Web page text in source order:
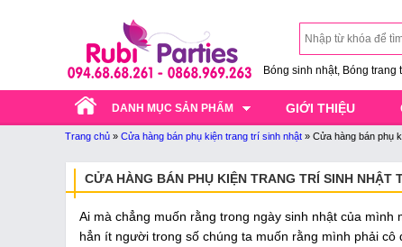
Bóng sinh nhật, Bóng
DANH MỤC SẢN PHẨM GIỚI THIỆU
Trang chủ » Cửa hàng bán phụ kiện trang trí sinh nhật » Cửa hàng bán phụ
CỬA HÀNG BÁN PHỤ KIỆN TRANG TRÍ SINH NHẬT
Ai mà chẳng muốn rằng trong ngày sinh nhật của
hẳn ít người trong số chúng ta muốn rằng mình phải